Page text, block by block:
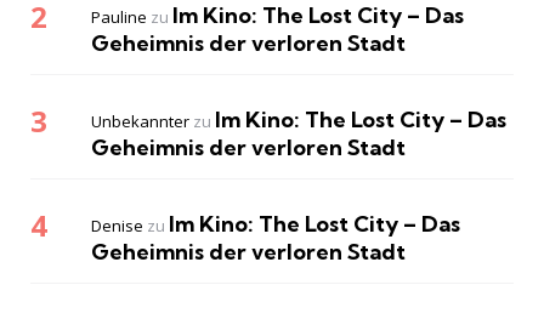
Pauline zu Im Kino: The Lost City – Das
Geheimnis der verloren Stadt
Unbekannter zu Im Kino: The Lost City – Das
Geheimnis der verloren Stadt
Denise zu Im Kino: The Lost City – Das
Geheimnis der verloren Stadt